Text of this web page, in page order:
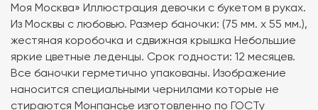
Моя Москва» Иллюстрация девочки с букетом в руках.
Из Москвы с любовью. Размер баночки: (75 мм. х 55 мм.),
жестяная коробочка и сдвижная крышка Небольшие
яркие цветные леденцы. Срок годности: 12 месяцев.
Все баночки герметично упакованы. Изображение
наносится специальными чернилами которые не
стираются Монпансье изготовленно по ГОСТу